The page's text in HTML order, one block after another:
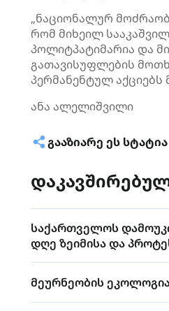
„ნაციონალურ
რომ მიხეილ
პოლიტპატიმარია და
გათავისუფლების
პერმანენტულ აქციებს
ანა ალელიშვილი
ᲒᲐᲐᲖᲘᲐᲠᲔ ᲔᲡ ᲡᲢᲐᲢᲘᲐ
საქართველოს
დღე ზეიმისა და
მეურნეობის